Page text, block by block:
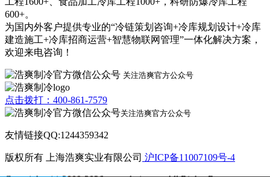
600+。
为国内外客户提供专业的“冷链策划咨询+冷库规划设计+冷库
建造施工+冷库招商运营+智慧物联网管理”一体化解决方案，
欢迎来电咨询！
关注浩爽官方公众号
点击拨打：400-861-7579
关注浩爽官方公众号
友情链接QQ:1244359342
版权所有 上海浩爽实业有限公司 沪ICP备11007109号-4